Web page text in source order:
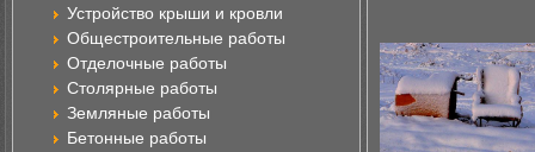
Устройство крыши и кровли
Общестроительные работы
Отделочные работы
Столярные работы
Земляные работы
Бетонные работы